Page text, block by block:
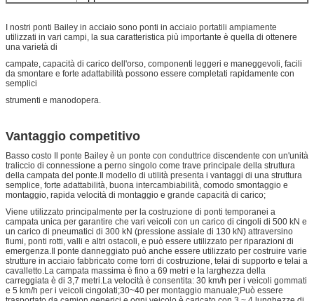
I nostri ponti Bailey in acciaio sono ponti in acciaio portatili ampiamente
utilizzati in vari campi, la sua caratteristica più importante è quella di ottenere
una varietà di
campate, capacità di carico dell'orso, componenti leggeri e maneggevoli, facili
da smontare e forte adattabilità possono essere completati rapidamente con
semplici
strumenti e manodopera.
Vantaggio competitivo
Basso costo Il ponte Bailey è un ponte con conduttrice discendente con un'unità
traliccio di connessione a perno singolo come trave principale della struttura
della campata del ponte.Il modello di utilità presenta i vantaggi di una struttura
semplice, forte adattabilità, buona intercambiabilità, comodo smontaggio e
montaggio, rapida velocità di montaggio e grande capacità di carico;
Viene utilizzato principalmente per la costruzione di ponti temporanei a
campata unica per garantire che vari veicoli con un carico di cingoli di 500 kN e
un carico di pneumatici di 300 kN (pressione assiale di 130 kN) attraversino
fiumi, ponti rotti, valli e altri ostacoli, e può essere utilizzato per riparazioni di
emergenza.Il ponte danneggiato può anche essere utilizzato per costruire varie
strutture in acciaio fabbricato come torri di costruzione, telai di supporto e telai a
cavalletto.La campata massima è fino a 69 metri e la larghezza della
carreggiata è di 3,7 metri.La velocità è consentita: 30 km/h per i veicoli gommati
e 5 km/h per i veicoli cingolati;30~40 per montaggio manuale;Può essere